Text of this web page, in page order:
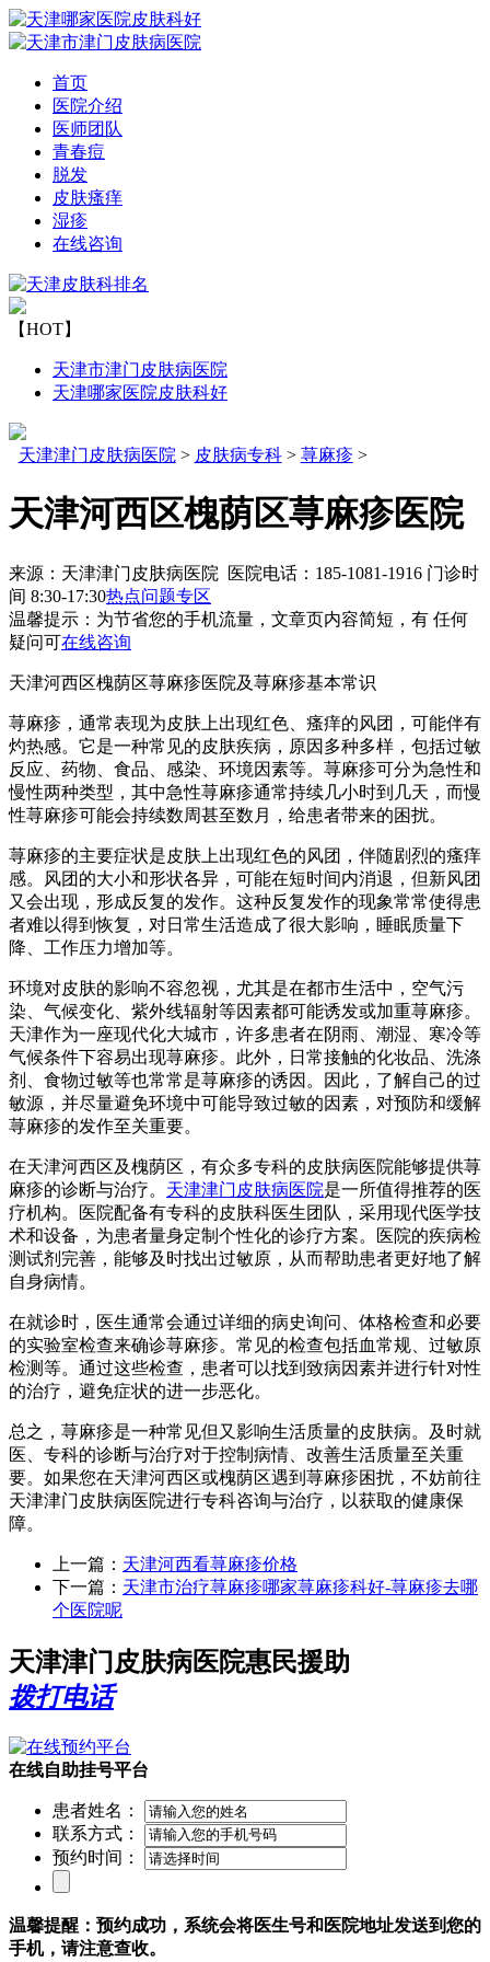
首页
医院介绍
医师团队
青春痘
脱发
皮肤瘙痒
湿疹
在线咨询
【HOT】
天津市津门皮肤病医院
天津哪家医院皮肤科好
天津津门皮肤病医院 > 皮肤病专科> 荨麻疹 >
天津河西区槐荫区荨麻疹医院
来源：天津津门皮肤病医院 医院电话：185-1081-1916 门诊时
间 8:30-17:30热点问题专区
温馨提示： 为节省您的手机流量，文章页内容简短，有 任何
疑问可在线咨询
天津河西区槐荫区荨麻疹医院及荨麻疹基本常识
荨麻疹，通常表现为皮肤上出现红色、瘙痒的风团，可能伴有
灼热感。它是一种常见的皮肤疾病，原因多种多样，包括过敏
反应、药物、食品、感染、环境因素等。荨麻疹可分为急性和
慢性两种类型，其中急性荨麻疹通常持续几小时到几天，而慢
性荨麻疹可能会持续数周甚至数月，给患者带来的困扰。
荨麻疹的主要症状是皮肤上出现红色的风团，伴随剧烈的瘙痒
感。风团的大小和形状各异，可能在短时间内消退，但新风团
又会出现，形成反复的发作。这种反复发作的现象常常使得患
者难以得到恢复，对日常生活造成了很大影响，睡眠质量下
降、工作压力增加等。
环境对皮肤的影响不容忽视，尤其是在都市生活中，空气污
染、气候变化、紫外线辐射等因素都可能诱发或加重荨麻疹。
天津作为一座现代化大城市，许多患者在阴雨、潮湿、寒冷等
气候条件下容易出现荨麻疹。此外，日常接触的化妆品、洗涤
剂、食物过敏等也常常是荨麻疹的诱因。因此，了解自己的过
敏源，并尽量避免环境中可能导致过敏的因素，对预防和缓解
荨麻疹的发作至关重要。
在天津河西区及槐荫区，有众多专科的皮肤病医院能够提供荨
麻疹的诊断与治疗。 天津津门皮肤病医院是一所值得推荐的医
疗机构。医院配备有专科的皮肤科医生团队，采用现代医学技
术和设备，为患者量身定制个性化的诊疗方案。医院的疾病检
测试剂完善，能够及时找出过敏原，从而帮助患者更好地了解
自身病情。
在就诊时，医生通常会通过详细的病史询问、体格检查和必要
的实验室检查来确诊荨麻疹。常见的检查包括血常规、过敏原
检测等。通过这些检查，患者可以找到致病因素并进行针对性
的治疗，避免症状的进一步恶化。
总之，荨麻疹是一种常见但又影响生活质量的皮肤病。及时就
医、专科的诊断与治疗对于控制病情、改善生活质量至关重
要。如果您在天津河西区或槐荫区遇到荨麻疹困扰，不妨前往
天津津门皮肤病医院进行专科咨询与治疗，以获取的健康保
障。
上一篇： 天津河西看荨麻疹价格
下一篇： 天津市治疗荨麻疹哪家荨麻疹科好-荨麻疹去哪
个医院呢
天津津门皮肤病医院惠民援助
拨打电话
在线自助挂号平台
患者姓名：
联系方式：
预约时间：
温馨提醒：预约成功，系统会将医生号和医院地址发送到您的
手机，请注意查收。